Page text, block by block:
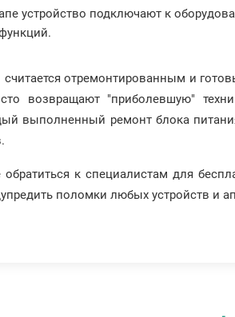
устройство подключают к
отремонтированным и
возвращают "приболевшую"
выполненный ремонт блока
к специалистам для
поломки любых устройств и